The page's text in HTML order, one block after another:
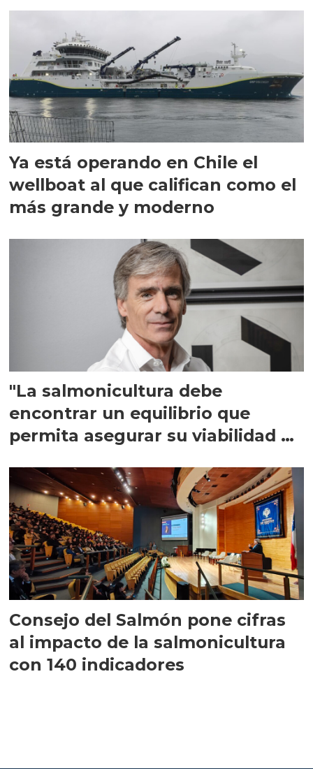
Ya está operando en Chile el
wellboat al que califican como el
más grande y moderno
"La salmonicultura debe
encontrar un equilibrio que
permita asegurar su viabilidad de
Consejo del Salmón pone cifras
al impacto de la salmonicultura
con 140 indicadores